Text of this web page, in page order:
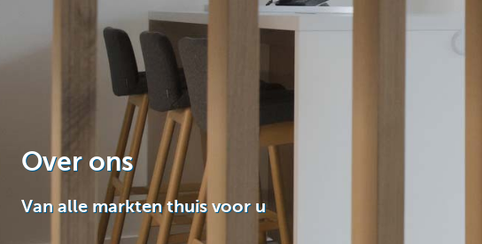
Particulieren
Over ons
Van alle markten thuis voor u